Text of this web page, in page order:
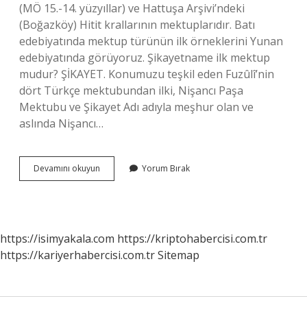
(MÖ 15.-14. yüzyıllar) ve Hattuşa Arşivi’ndeki
(Boğazköy) Hitit krallarının mektuplarıdır. Batı
edebiyatında mektup türünün ilk örneklerini Yunan
edebiyatında görüyoruz. Şikayetname ilk mektup
mudur? ŞİKAYET. Konumuzu teşkil eden Fuzûlî’nin
dört Türkçe mektubundan ilki, Nişancı Paşa
Mektubu ve Şikayet Adı adıyla meşhur olan ve
aslında Nişancı…
Devamını okuyun
Mektup
Yorum Bırak
https://isimyakala.com https://kriptohabercisi.com.tr
https://kariyerhabercisi.com.trSitemap